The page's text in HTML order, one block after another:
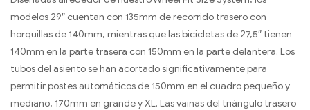
modelos 29″ cuentan con 135mm de recorrido trasero con
horquillas de 140mm, mientras que las bicicletas de 27,5″ tienen
140mm en la parte trasera con 150mm en la parte delantera. Los
tubos del asiento se han acortado significativamente para
permitir postes automáticos de 150mm en el cuadro pequeño y
mediano, 170mm en grande y XL. Las vainas del triángulo trasero